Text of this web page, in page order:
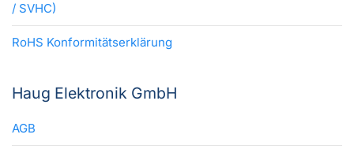
/ SVHC)
RoHS Konformitätserklärung
Haug Elektronik GmbH
AGB